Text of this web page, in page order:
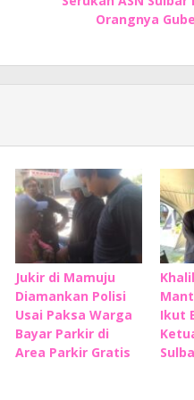
Orangnya
Jukir di Mamuju
Diamankan Polisi
Usai Paksa Warga
Bayar Parkir di
Area Parkir Gratis
Ikut